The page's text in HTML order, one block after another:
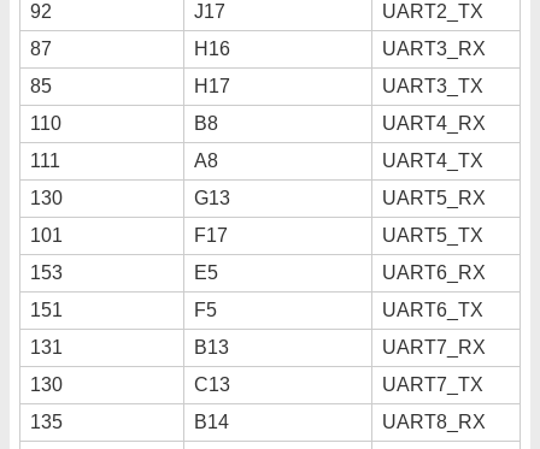
92
J17
UART2_TX
87
H16
UART3_RX
85
H17
UART3_TX
110
B8
UART4_RX
111
A8
UART4_TX
130
G13
UART5_RX
101
F17
UART5_TX
153
E5
UART6_RX
151
F5
UART6_TX
131
B13
UART7_RX
130
C13
UART7_TX
135
B14 UART8_RX